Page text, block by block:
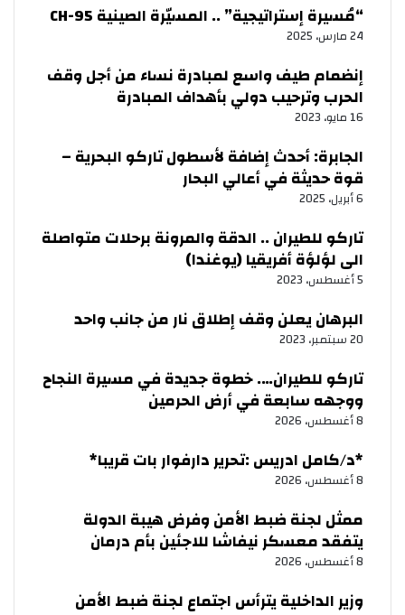
“مُسيرة إستراتيجية” .. المسيّرة الصينية CH-95
24 مارس، 2025
إنضمام طيف واسع لمبادرة نساء من أجل وقف
الحرب وترحيب دولي بأهداف المبادرة
16 مايو، 2023
الجابرة: أحدث إضافة لأسطول تاركو البحرية –
قوة حديثة في أعالي البحار
6 أبريل، 2025
تاركو للطيران .. الدقة والمرونة برحلات متواصلة
الى لؤلؤة أفريقيا (يوغندا)
5 أغسطس، 2023
البرهان يعلن وقف إطلاق نار من جانب واحد
20 سبتمبر، 2023
تاركو للطيران…. خطوة جديدة في مسيرة النجاح
ووجهه سابعة في أرض الحرمين
8 أغسطس، 2026
‏*د/كامل ادريس :تحرير دارفوار بات قريبا*
8 أغسطس، 2026
ممثل لجنة ضبط الأمن وفرض هيبة الدولة
يتفقد معسكر نيفاشا للاجئين بأم درمان
8 أغسطس، 2026
وزير الداخلية يترأس اجتماع لجنة ضبط الأمن